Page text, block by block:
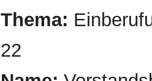
Thema:
22